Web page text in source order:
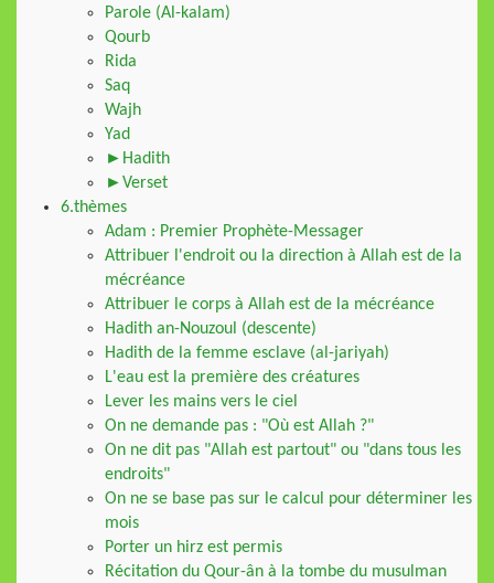
Parole (Al-kalam)
Qourb
Rida
Saq
Wajh
Yad
►Hadith
►Verset
6.thèmes
Adam : Premier Prophète-Messager
Attribuer l'endroit ou la direction à Allah est de la
mécréance
Attribuer le corps à Allah est de la mécréance
Hadith an-Nouzoul (descente)
Hadith de la femme esclave (al-jariyah)
L'eau est la première des créatures
Lever les mains vers le ciel
On ne demande pas : "Où est Allah ?"
On ne dit pas "Allah est partout" ou "dans tous les
endroits"
On ne se base pas sur le calcul pour déterminer les
mois
Porter un hirz est permis
Récitation du Qour-ân à la tombe du musulman